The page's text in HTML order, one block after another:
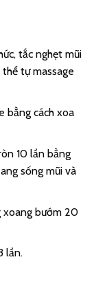
tắc nghẹt mũi
tự massage
bằng cách xoa
10 lần bằng
sống mũi và
xoang bướm 20
lần.